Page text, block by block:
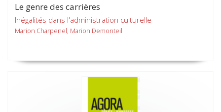
Le genre des carrières
Inégalités dans l'administration culturelle
Marion Charpenel, Marion Demonteil